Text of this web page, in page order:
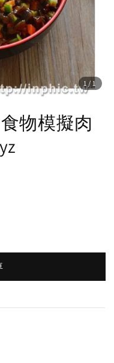
1 /1
物模擬肉